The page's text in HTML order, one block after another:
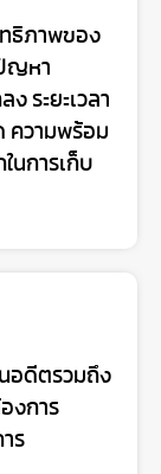
ทธิภาพของ
ญหา
ระยะเวลา
ความพร้อม
นการเก็บ
นอดีตรวมถึง
งการ
ร